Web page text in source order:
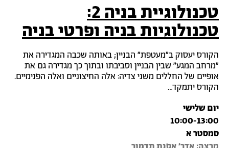
טכנולוגיית בניה 2:
טכנולוגיות בניה ופרטי בניה
הקורס יעסוק ב"מעטפת" הבניין; באותה שכבה המגדירה את
"מרחב המגע" שבין הבניין וסביבתו ובתוך כך מגדירה גם את
אופיים של החללים משני צדיה: אלה החיצוניים ואלה הפנימיים.
הקורס יתמקד…
יום שלישי
10:00-13:00
סמסטר א